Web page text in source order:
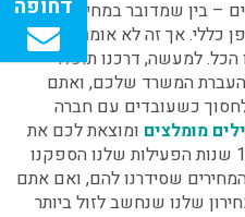
– בין שמדובר במחירי הדירות,
כללי. אך זה לא אומר
הכל. למעשה, דרכנו תוכלו
להעברת המשרד שלכם, ואתם
כשעובדים עם חברה
מומלצים ומוצאת לכם את
המוביל הזול ביותר שיש. לאורך 15 שנות הפעילות שלנו הספקנו
שסידרנו להם, ואם אתם
שלנו שנחשב לזול ביותר